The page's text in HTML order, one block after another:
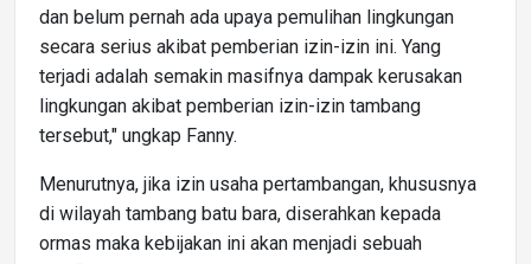
dan belum pernah ada upaya pemulihan lingkungan
secara serius akibat pemberian izin-izin ini. Yang
terjadi adalah semakin masifnya dampak kerusakan
lingkungan akibat pemberian izin-izin tambang
tersebut," ungkap Fanny.
Menurutnya, jika izin usaha pertambangan, khususnya
di wilayah tambang batu bara, diserahkan kepada
ormas maka kebijakan ini akan menjadi sebuah